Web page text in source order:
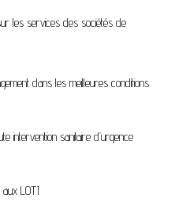
les services des sociétés de
dans les meilleures conditions
intervention sanitaire d’urgence
LOTI